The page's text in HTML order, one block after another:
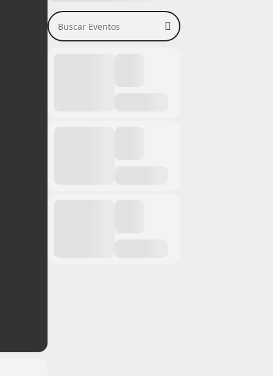
Buscar Eventos